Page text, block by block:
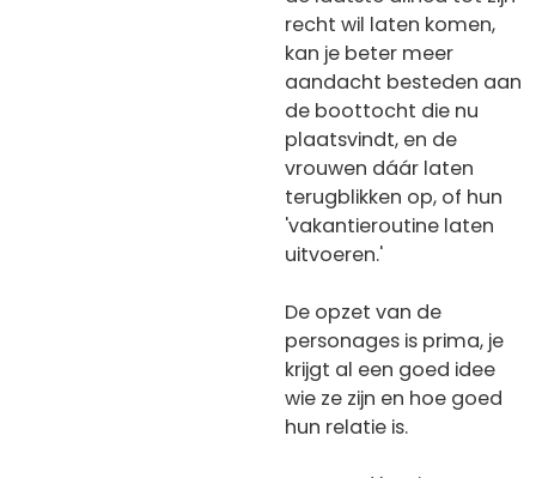
recht wil laten komen,
kan je beter meer
aandacht besteden aan
de boottocht die nu
plaatsvindt, en de
vrouwen dáár laten
terugblikken op, of hun
'vakantieroutine laten
uitvoeren.'
De opzet van de
personages is prima, je
krijgt al een goed idee
wie ze zijn en hoe goed
hun relatie is.